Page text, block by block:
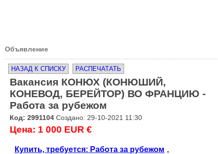
Объявление
НАЗАД К СПИСКУ РАСПЕЧАТАТЬ
Вакансия КОНЮХ (КОНЮШИЙ,
КОНЕВОД, БЕРЕЙТОР) ВО ФРАНЦИЮ -
Работа за рубежом
Код: 2991104 Создано: 29-10-2021 11:30
Цена: 1 000 EUR €
Купить, требуется: Работа за рубежом ,